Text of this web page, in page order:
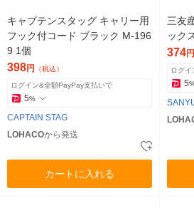
キャプテンスタッグ キャリー用
フック付コード ブラック M-196
9 1個
398円 （税込）
ログイン&全額PayPay支払いで
5%
CAPTAIN STAG
LOHACOから発送
カートに入れる
三友
ック
374円
ログ
5